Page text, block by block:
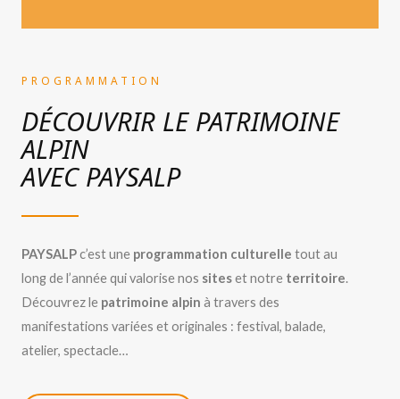
PROGRAMMATION
DÉCOUVRIR LE PATRIMOINE
ALPIN
AVEC PAYSALP
PAYSALPc’est une programmation culturelle tout au
long de l’année qui valorise nos siteset notre territoire.
Découvrez le patrimoine alpin à travers des
manifestations variées et originales : festival, balade,
atelier, spectacle…